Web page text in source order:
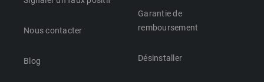
Nous contacter
Blog
Garantie de
remboursement
Désinstaller